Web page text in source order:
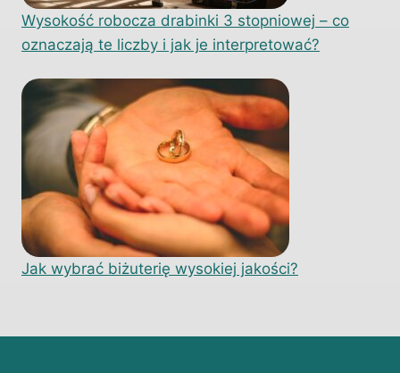
Wysokość robocza drabinki 3 stopniowej – co
oznaczają te liczby i jak je interpretować?
Jak wybrać biżuterię wysokiej jakości?